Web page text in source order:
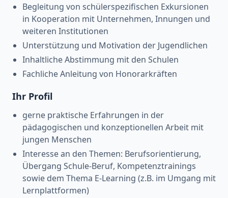
Begleitung von schülerspezifischen Exkursionen
in Kooperation mit Unternehmen, Innungen und
weiteren Institutionen
Unterstützung und Motivation der Jugendlichen
Inhaltliche Abstimmung mit den Schulen
Fachliche Anleitung von Honorarkräften
Ihr Profil
gerne praktische Erfahrungen in der
pädagogischen und konzeptionellen Arbeit mit
jungen Menschen
Interesse an den Themen: Berufsorientierung,
Übergang Schule-Beruf, Kompetenztrainings
sowie dem Thema E-Learning (z.B. im Umgang mit
Lernplattformen)